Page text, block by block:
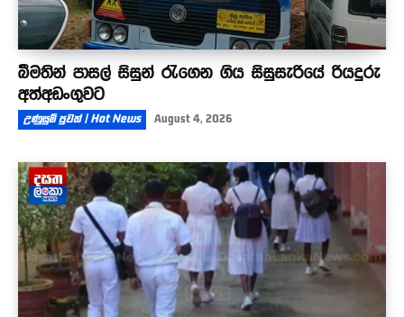
බීමතින් පාසල් සිසුන් රැගෙන ගිය සිසුසැරියේ රියදුරු
අත්අඩංගුවට
උණුසුම් පුවත් | Hot News August 4, 2026